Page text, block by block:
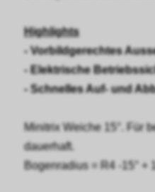
Highlights
- Vorbildgerechtes
- Elektrische
- Schnelles Auf- und
Minitrix Weiche 15°. Für
dauerhaft.
Bogenradius = R4 -15° +